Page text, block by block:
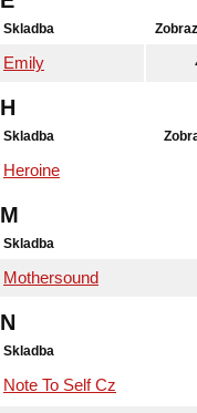
Skladba
Emily
H
Skladba
Heroine
M
Skladba
Mothersound
N
Skladba
Note To Self Cz